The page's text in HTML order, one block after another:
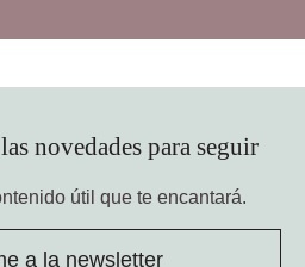
novedades para seguir
útil que te encantará.
a la newsletter